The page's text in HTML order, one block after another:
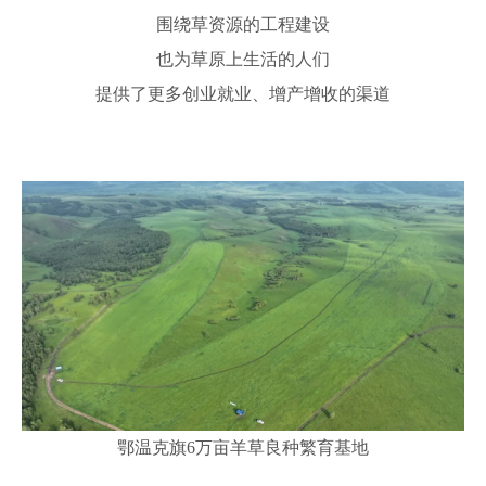
围绕草资源的工程建设
也为草原上生活的人们
提供了更多创业就业、增产增收的渠道
鄂温克旗6万亩羊草良种繁育基地